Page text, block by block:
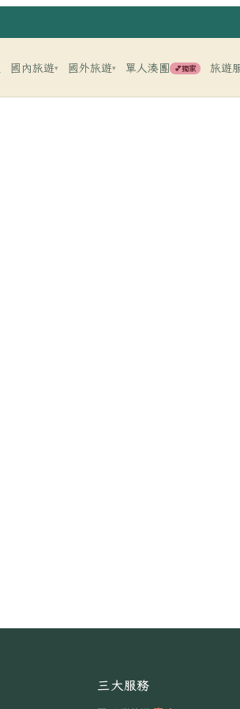
國內旅遊▾ 國外旅遊▾ 單人湊團 💕獨家 旅遊
三大服務